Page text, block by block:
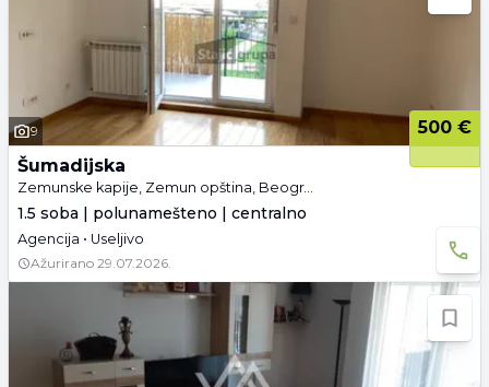
9
500 €
Šumadijska
Zemunske kapije, Zemun opština, Beograd
1.5 soba | polunamešteno | centralno
Agencija • Useljivo
Ažurirano 29.07.2026.